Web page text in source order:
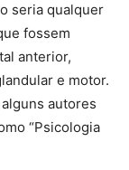
seria qualquer
fossem
anterior,
e motor.
autores
“Psicologia